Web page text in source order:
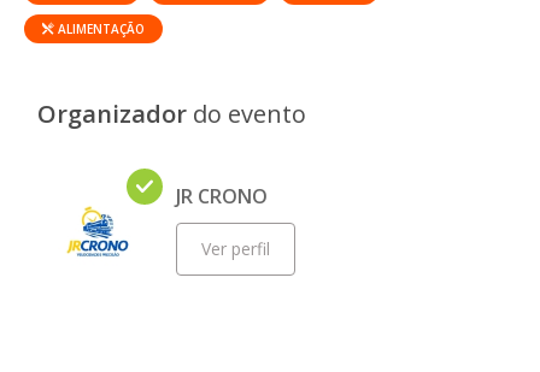
ALIMENTAÇÃO
Organizador do evento
JR CRONO
Ver perfil